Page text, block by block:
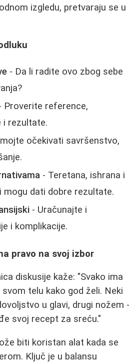
izgledu, pretvaraju se u
- Da li radite ovo zbog sebe
Proverite reference,
i rezultate.
očekivati savršenstvo,
- Teretana, ishrana i
mogu dati dobre rezultate.
- Uračunajte i
i komplikacije.
pravo na svoj izbor
diskusije kaže: "Svako ima
telu kako god želi. Neki
u glavi, drugi nožem -
svoj recept za sreću."
biti koristan alat kada se
Ključ je u balansu